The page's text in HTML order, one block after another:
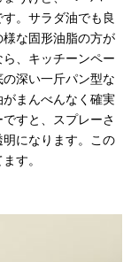
。サラダ油でも良
な固形油脂の方が
、キッチーンペー
深い一斤パン型な
がまんべんなく確実
すと、スプレーさ
になります。この
す。